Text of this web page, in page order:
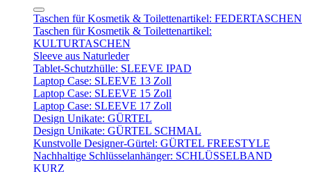
Taschen für Kosmetik & Toilettenartikel: FEDERTASCHEN
Taschen für Kosmetik & Toilettenartikel:
KULTURTASCHEN
Sleeve aus Naturleder
Tablet-Schutzhülle: SLEEVE IPAD
Laptop Case: SLEEVE 13 Zoll
Laptop Case: SLEEVE 15 Zoll
Laptop Case: SLEEVE 17 Zoll
Design Unikate: GÜRTEL
Design Unikate: GÜRTEL SCHMAL
Kunstvolle Designer-Gürtel: GÜRTEL FREESTYLE
Nachhaltige Schlüsselanhänger: SCHLÜSSELBAND
KURZ